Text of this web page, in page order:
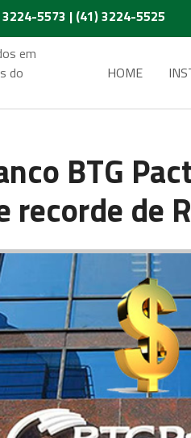
3224-5573 | (41) 3224-5525
HOME
BTG
recorde de